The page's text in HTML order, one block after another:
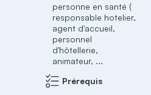
personne en santé (
responsable hotelier,
agent d'accueil,
personnel
d'hôtellerie,
animateur, ...
Prérequis